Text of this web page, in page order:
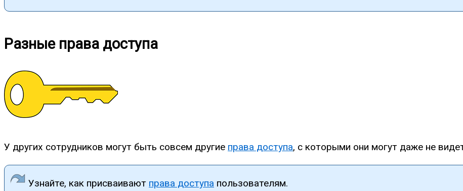
Разные права доступа
У других сотрудников могут быть совсем другие права доступа, с которыми они могут даже не
Узнайте, как присваивают права доступа пользователям.